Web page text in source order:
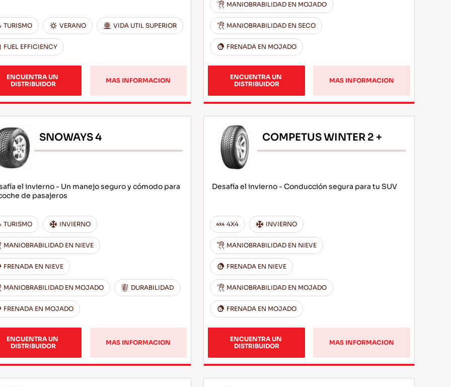
TURISMO VERANO VIDA UTIL SUPERIOR
FUEL EFFICIENCY
ENCUENTRA UN
DISTRIBUIDOR
MAS INFORMACION
MANIOBRABILIDAD EN MOJADO
MANIOBRABILIDAD EN SECO
FRENADA EN MOJADO
ENCUENTRA UN
DISTRIBUIDOR
MAS INFORMACION
SNOWAYS 4
el invierno - Un manejo seguro y cómodo para
de pasajeros
TURISMO INVIERNO
MANIOBRABILIDAD EN NIEVE
FRENADA EN NIEVE
MANIOBRABILIDAD EN MOJADO DURABILIDAD
FRENADA EN MOJADO
ENCUENTRA UN
DISTRIBUIDOR
MAS INFORMACION
COMPETUS WINTER 2 +
Desafía el invierno - Conducción segura para tu SUV
4X4 INVIERNO
MANIOBRABILIDAD EN NIEVE
FRENADA EN NIEVE
MANIOBRABILIDAD EN MOJADO
FRENADA EN MOJADO
ENCUENTRA UN
DISTRIBUIDOR
MAS INFORMACION